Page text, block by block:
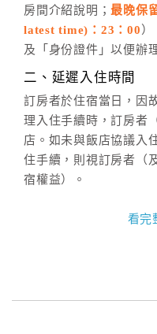
週一至週日，上午9:00
六、聯絡方式
(07)9682715 。
房間介紹說明；最晚保
latest time)：23：00 ）
及「身份證件」以便辦
二、延遲入住時間
訂房者於住宿當日，因
理入住手續時，訂房者
店。如未與飯店協議入
住手續，則視訂房者（
宿權益）。
四、訂單異動
看完